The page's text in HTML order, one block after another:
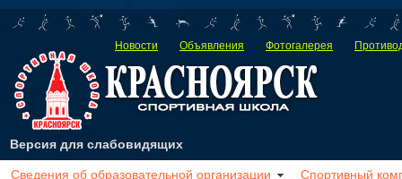
Новости Объявления Фотогалерея
Версия для слабовидящих
Сведения об образовательной организации Спортивный